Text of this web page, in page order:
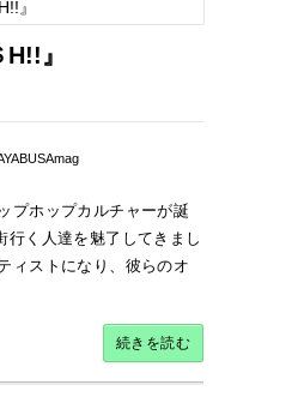
』
プホップカルチャーが誕
く人達を魅了してきまし
ィストになり、彼らのオ
続きを読む